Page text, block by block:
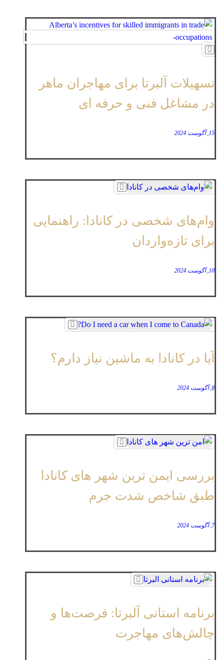
تسهیلات آلبرتا برای مهاجران ماهر
در مشاغل فنی و حرفه ‌ای
15, آگوست 2024
وام‌های شخصی در کانادا: راهنمایی
برای تازه‌واردان
10, آگوست 2024
آیا در کانادا به ماشین نیاز دارم؟
8, آگوست 2024
بررسی ایمن ‌ترین شهر های کانادا
طبق شاخص شدت جرم
7, آگوست 2024
برنامه استانی آلبرتا: فرصت‌ها و
چالش‌های مهاجرت